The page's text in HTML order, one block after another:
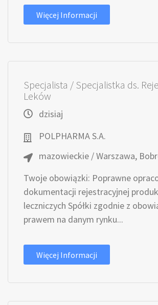
Więcej Informacji
Specjalista / Specjalistka ds.
Leków
dzisiaj
POLPHARMA S.A.
mazowieckie / Warszawa,
Twoje obowiązki: Poprawne
dokumentacji rejestracyjnej
leczniczych Spółki zgodnie z
prawem na danym rynku...
Więcej Informacji